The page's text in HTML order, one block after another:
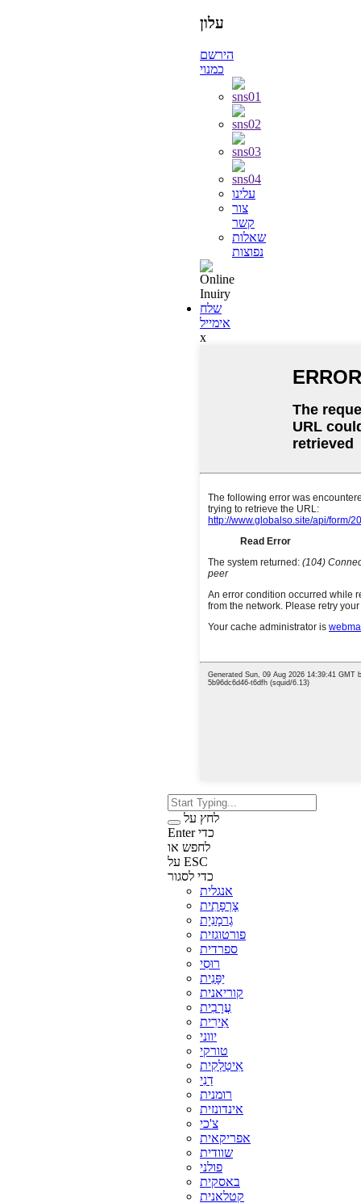
עלון
הירשם
כמנוי
עלינו
צור
קשר
שאלות
נפוצות
שלח
אימייל
x
לחץ על
Enter כדי
לחפש או
על ESC
כדי לסגור
אנגלית
צָרְפָתִית
גֶרמָנִיָת
פורטוגזית
ספרדית
רוּסִי
יַפָּנִית
קוריאנית
עֲרָבִית
אִירִית
יווני
טורקי
אִיטַלְקִית
דַנִי
רומנית
אינדונזית
צ'כי
אפריקאית
שוודית
פולני
באסקית
קטלאנית